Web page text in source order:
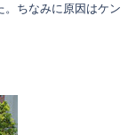
。ちなみに原因はケン